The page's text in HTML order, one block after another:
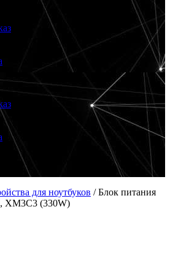
для ноутбуков /Блок питания
XM3C3 (330W)